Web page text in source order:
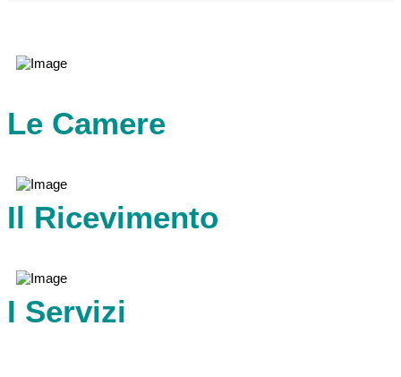
Le Camere
Il Ricevimento
I Servizi